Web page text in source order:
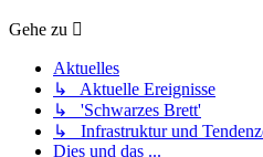
Gehe zu
Aktuelles
↳ Aktuelle Ereignisse
↳ 'Schwarzes Brett'
↳ Infrastruktur und
Dies und das ...